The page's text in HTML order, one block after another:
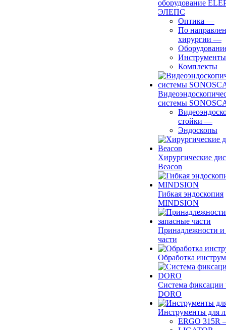
оборудование
ЭЛЕПС
Оптика —
По
хирургии —
Инструменты
Комплекты
системы
стойки —
Эндоскопы
Хирургические
Beacon
Гибкая эндоскопия
MINDSION
Принадлежности и
части
Обработка
Система фиксации
DORO
Инструменты для
ERGO 315R